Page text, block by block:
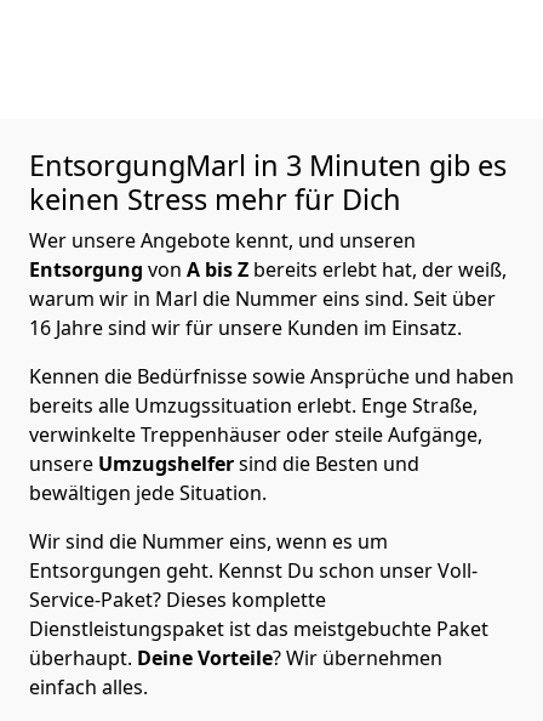
EntsorgungMarl in 3 Minuten gib es
keinen Stress mehr für Dich
Wer unsere Angebote kennt, und unseren
Entsorgung von A bis Z bereits erlebt hat, der weiß,
warum wir in Marl die Nummer eins sind. Seit über
16 Jahre sind wir für unsere Kunden im Einsatz.
Kennen die Bedürfnisse sowie Ansprüche und haben
bereits alle Umzugssituation erlebt. Enge Straße,
verwinkelte Treppenhäuser oder steile Aufgänge,
unsere Umzugshelfersind die Besten und
bewältigen jede Situation.
Wir sind die Nummer eins, wenn es um
Entsorgungen geht. Kennst Du schon unser Voll-
Service-Paket? Dieses komplette
Dienstleistungspaket ist das meistgebuchte Paket
überhaupt. Deine Vorteile? Wir übernehmen
einfach alles.